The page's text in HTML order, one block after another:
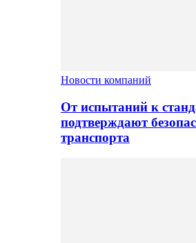
Новости компаний
От испытаний к
подтверждают
транспорта